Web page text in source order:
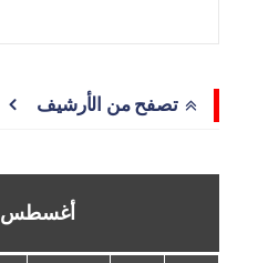
تصفح من الأرشيف
أغسطس 2026